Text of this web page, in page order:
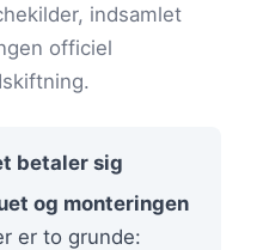
indsamlet
officiel
betaler sig
og monteringen
er to grunde: